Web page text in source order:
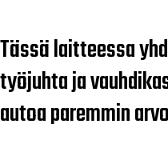
Tässä laitteessa
työjuhta ja
autoa paremmin